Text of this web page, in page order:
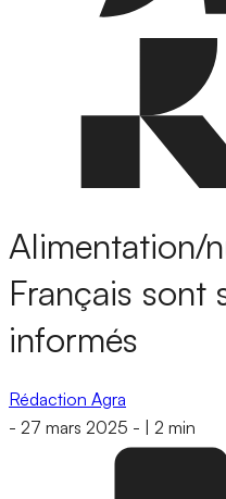
Alimentation/
Français sont
informés
Rédaction Agra
- 27 mars 2025 - 2 min